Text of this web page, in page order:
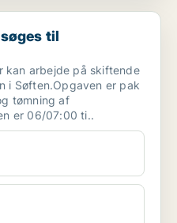
i Sø...
til
kan arbejde på skiftende
i Søften.Opgaven er pak
tømning af
er 06/07:00 ti..